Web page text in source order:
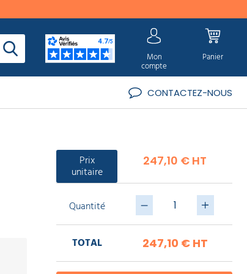
Mon
compte
Panier
CONTACTEZ-NOUS
Prix
unitaire
247,10 € HT
Quantité
TOTAL 247,10 € HT